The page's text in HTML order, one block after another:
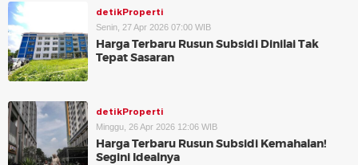
detikProperti
Senin, 27 Apr 2026 07:00 WIB
Harga Terbaru Rusun Subsidi Dinilai Tak
Tepat Sasaran
detikProperti
Minggu, 26 Apr 2026 12:06 WIB
Harga Terbaru Rusun Subsidi Kemahalan!
Segini Idealnya